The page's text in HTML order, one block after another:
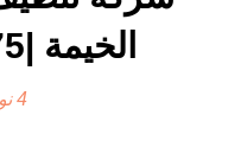
الخيمة |0507978175|
4 نوفمبر، 2024